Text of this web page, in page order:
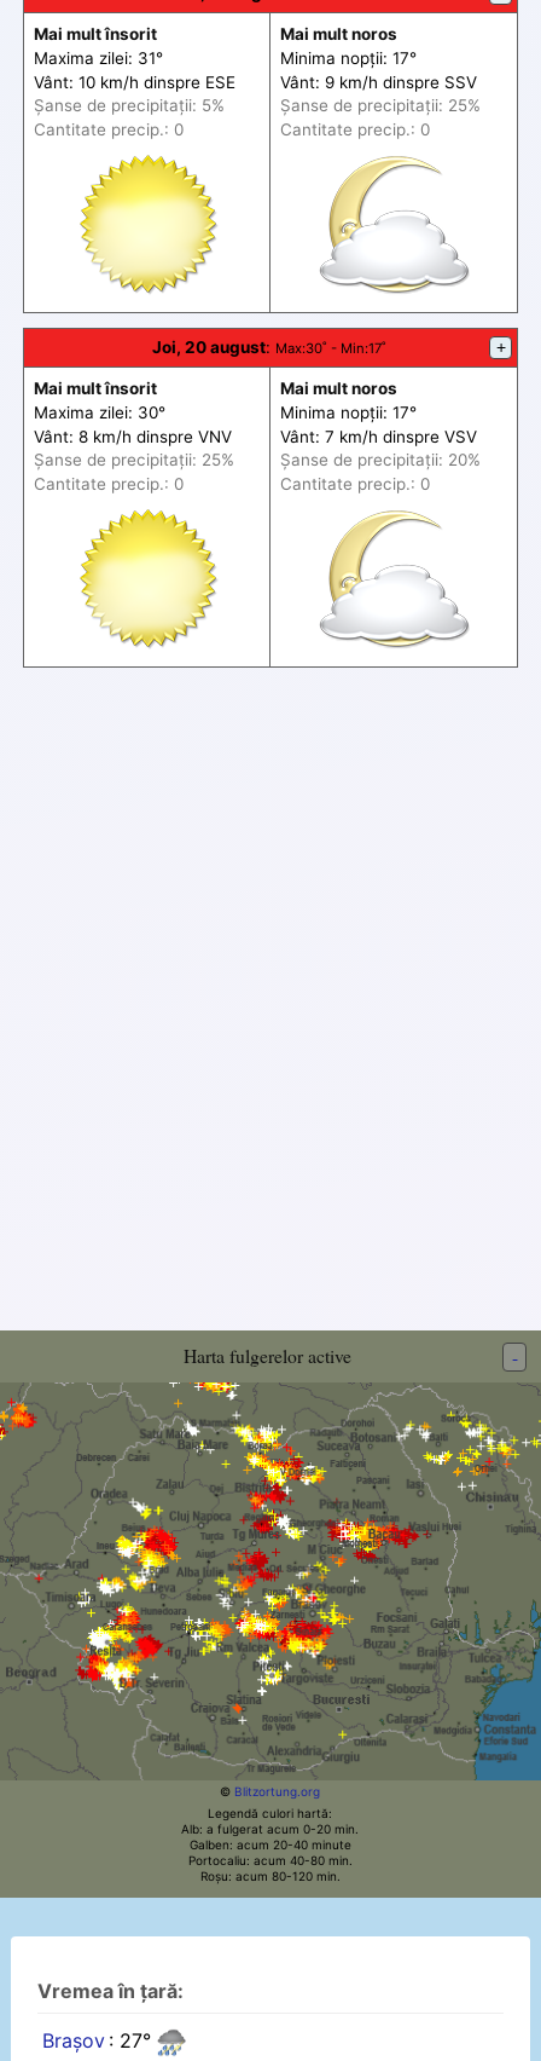
Mai mult însorit
Maxima zilei: 31°
Vânt: 10 km/h dinspre ESE
Șanse de precipitații: 5%
Cantitate precip.: 0
Mai mult noros
Minima nopții: 17°
Vânt: 9 km/h dinspre SSV
Șanse de precipitații: 25%
Cantitate precip.: 0
Joi, 20 august: Max:30˚ - Min:17˚ +
Mai mult însorit
Maxima zilei: 30°
Vânt: 8 km/h dinspre VNV
Șanse de precipitații: 25%
Cantitate precip.: 0
Mai mult noros
Minima nopții: 17°
Vânt: 7 km/h dinspre VSV
Șanse de precipitații: 20%
Cantitate precip.: 0
Harta fulgerelor active -
© Blitzortung.org
Legendă culori hartă:
Alb: a fulgerat acum 0-20 min.
Galben: acum 20-40 minute
Portocaliu: acum 40-80 min.
Roșu: acum 80-120 min.
Vremea în țară:
Brașov : 27°